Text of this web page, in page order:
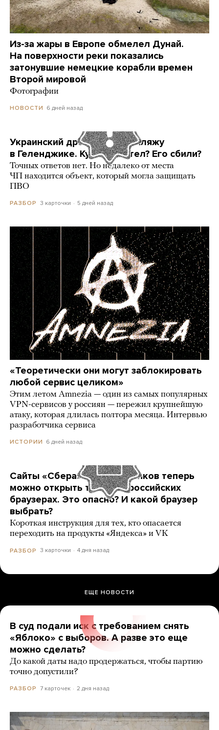
Из-за жары в Европе обмелел Дунай.
На поверхности реки показались
затонувшие немецкие корабли времен
Второй мировой
Фотографии
НОВОСТИ 6 дней назад
Украинский дрон попал по пляжу
в Геленджике. Куда он летел? Его сбили?
Точных ответов нет. Но недалеко от места
ЧП находится объект, который могла защищать
ПВО
РАЗБОР 3 карточки 5 дней назад
«Теоретически они могут заблокировать
любой сервис целиком»
Этим летом Amnezia — один из самых популярных
VPN-сервисов у россиян — пережил крупнейшую
атаку, которая длилась полтора месяца. Интервью
разработчика сервиса
ИСТОРИИ 6 дней назад
Сайты «Сбера» и других банков теперь
можно открыть только в российских
браузерах. Это опасно? И какой браузер
выбрать?
Короткая инструкция для тех, кто опасается
переходить на продукты «Яндекса» и VK
РАЗБОР 3 карточки 4 дня назад
ЕЩЕ НОВОСТИ
В суд подали иск с требованием снять
«Яблоко» с выборов. А разве это еще
можно сделать?
До какой даты надо продержаться, чтобы партию
точно допустили?
РАЗБОР 7 карточек 2 дня назад